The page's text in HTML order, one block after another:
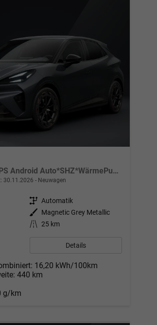
VZ 55,2 kWh 226 PS Android Auto*SHZ*WärmePumpe*ACC*Kamera*Keyless*2Z Klimaauto*
30.11.2026 Neuwagen
Getriebe Automatik
Außenfarbe
Magnetic Grey Metallic
Kilometerstand 25 km
Details
16,20 kWh/100km
440 km
g/km